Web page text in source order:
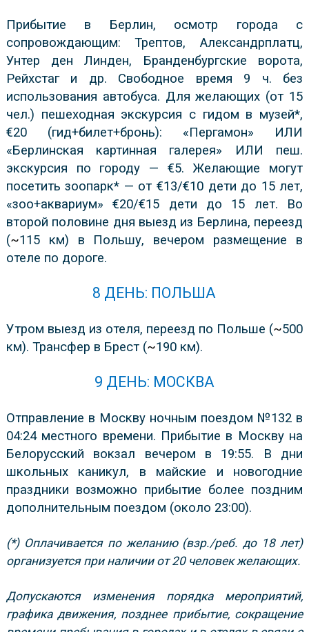
Прибытие в Берлин, оcмотр города с
сопровождающим: Трептов, Александрплатц,
Унтер ден Линден, Бранденбургские ворота,
Рейхстаг и др. Свободное время 9 ч. без
использования автобуса. Для желающих (от 15
чел.) пешеходная экскурсия с гидом в музей*,
€20 (гид+билет+бронь): «Пергамон» ИЛИ
«Берлинская картинная галерея» ИЛИ пеш.
экскурсия по городу — €5. Желающие могут
посетить зоопарк* — от €13/€10 дети до 15 лет,
«зоо+аквариум» €20/€15 дети до 15 лет. Во
второй половине дня выезд из Берлина, переезд
(~115 км) в Польшу, вечером размещение в
отеле по дороге.
8 ДЕНЬ: ПОЛЬША
Утром выезд из отеля, переезд по Польше (~500
км). Трансфер в Брест (~190 км).
9 ДЕНЬ: МОСКВА
Отправление в Москву ночным поездом №132 в
04:24 местного времени. Прибытие в Москву на
Белорусский вокзал вечером в 19:55. В дни
школьных каникул, в майские и новогодние
праздники возможно прибытие более поздним
дополнительным поездом (около 23:00).
(*) Оплачивается по желанию (взр./реб. до 18 лет)
организуется при наличии от 20 человек желающих.
Допускаются изменения порядка мероприятий,
графика движения, позднее прибытие, сокращение